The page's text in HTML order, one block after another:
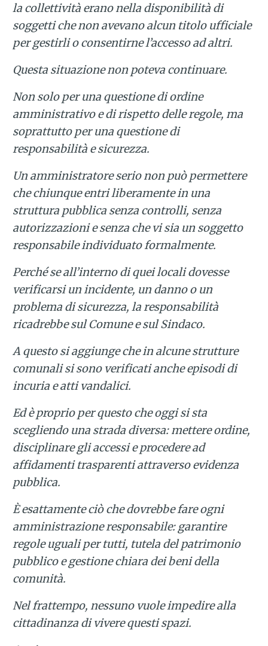
la collettività erano nella disponibilità di
soggetti che non avevano alcun titolo ufficiale
per gestirli o consentirne l’accesso ad altri.
Questa situazione non poteva continuare.
Non solo per una questione di ordine
amministrativo e di rispetto delle regole, ma
soprattutto per una questione di
responsabilità e sicurezza.
Un amministratore serio non può permettere
che chiunque entri liberamente in una
struttura pubblica senza controlli, senza
autorizzazioni e senza che vi sia un soggetto
responsabile individuato formalmente.
Perché se all’interno di quei locali dovesse
verificarsi un incidente, un danno o un
problema di sicurezza, la responsabilità
ricadrebbe sul Comune e sul Sindaco.
A questo si aggiunge che in alcune strutture
comunali si sono verificati anche episodi di
incuria e atti vandalici.
Ed è proprio per questo che oggi si sta
scegliendo una strada diversa: mettere ordine,
disciplinare gli accessi e procedere ad
affidamenti trasparenti attraverso evidenza
pubblica.
È esattamente ciò che dovrebbe fare ogni
amministrazione responsabile: garantire
regole uguali per tutti, tutela del patrimonio
pubblico e gestione chiara dei beni della
comunità.
Nel frattempo, nessuno vuole impedire alla
cittadinanza di vivere questi spazi.